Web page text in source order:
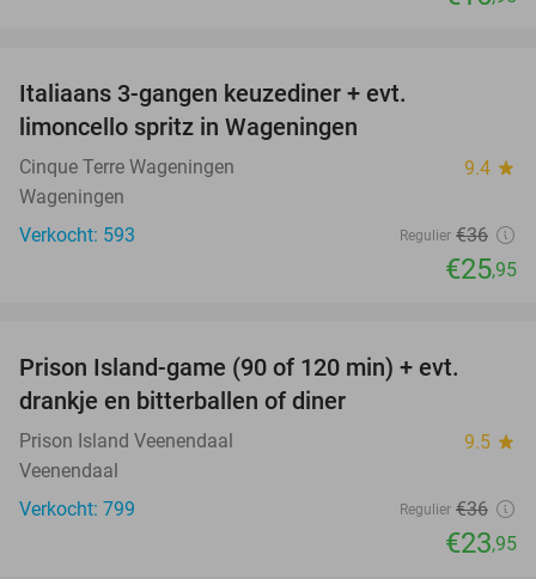
Italiaans 3-gangen keuzediner + evt.
limoncello spritz in Wageningen
Cinque Terre Wageningen 9.4 star
Wageningen
Verkocht: 593
Regulier €36
€25,95
Prison Island-game (90 of 120 min) + evt.
drankje en bitterballen of diner
Prison Island Veenendaal 9.5 star
Veenendaal
Verkocht: 799
Regulier €36
€23,95